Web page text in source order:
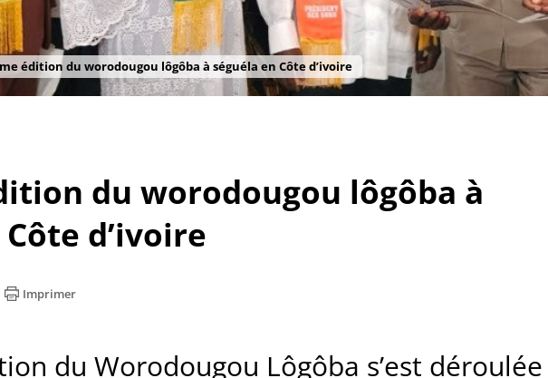
édition du worodougou lôgôba à séguéla en Côte d’ivoire
du worodougou lôgôba à
d’ivoire
Imprimer
du Worodougou Lôgôba s’est déroulée